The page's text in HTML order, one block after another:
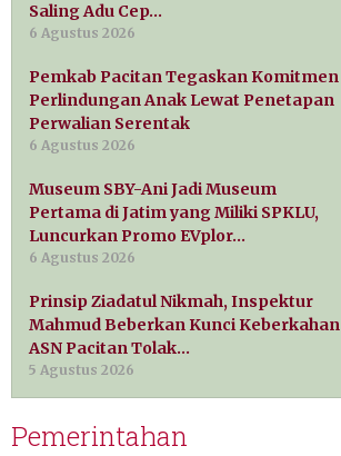
Saling Adu Cep…
6 Agustus 2026
Pemkab Pacitan Tegaskan Komitmen
Perlindungan Anak Lewat Penetapan
Perwalian Serentak
6 Agustus 2026
Museum SBY-Ani Jadi Museum
Pertama di Jatim yang Miliki SPKLU,
Luncurkan Promo EVplor…
6 Agustus 2026
Prinsip Ziadatul Nikmah, Inspektur
Mahmud Beberkan Kunci Keberkahan
ASN Pacitan Tolak…
5 Agustus 2026
Pemerintahan